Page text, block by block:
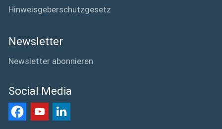
Hinweisgeberschutzgesetz
Newsletter
Newsletter abonnieren
Social Media